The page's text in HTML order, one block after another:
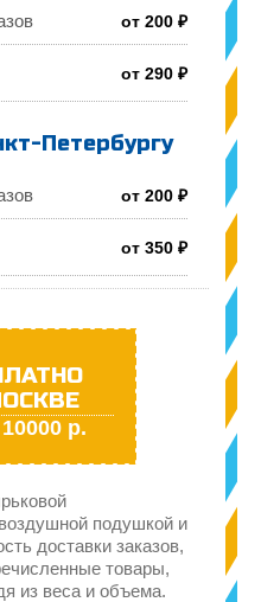
от 200 ₽
от 290 ₽
Петербургу
от 200 ₽
от 350 ₽
р.
подушкой и
доставки заказов,
товары,
из веса и объема.